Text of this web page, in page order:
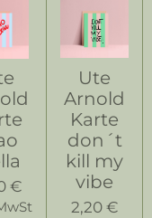
€
Ute
Arnold
Karte
don´t
kill my
vibe
2,20 €